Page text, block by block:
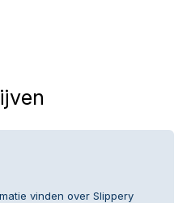
vinden over Slippery